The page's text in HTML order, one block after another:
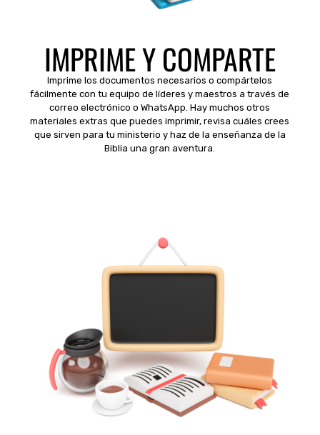
IMPRIME Y COMPARTE
Imprime los documentos necesarios o compártelos
fácilmente con tu equipo de líderes y maestros a través de
correo electrónico o WhatsApp. Hay muchos otros
materiales extras que puedes imprimir, revisa cuáles crees
que sirven para tu ministerio y haz de la enseñanza de la
Biblia una gran aventura.